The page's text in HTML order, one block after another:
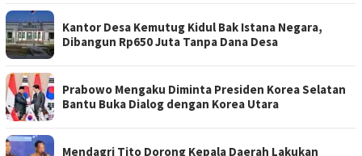
Kantor Desa Kemutug Kidul Bak Istana Negara,
Dibangun Rp650 Juta Tanpa Dana Desa
Prabowo Mengaku Diminta Presiden Korea Selatan
Bantu Buka Dialog dengan Korea Utara
Mendagri Tito Dorong Kepala Daerah Lakukan